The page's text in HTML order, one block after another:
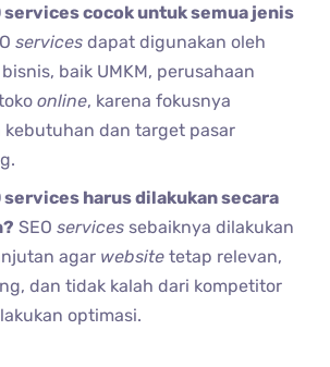
services cocok untuk semua jenis
services dapat digunakan oleh
baik UMKM, perusahaan
online, karena fokusnya
kebutuhan dan target pasar
services harus dilakukan secara
SEOservices sebaiknya dilakukan
agar website tetap relevan,
dan tidak kalah dari kompetitor
optimasi.